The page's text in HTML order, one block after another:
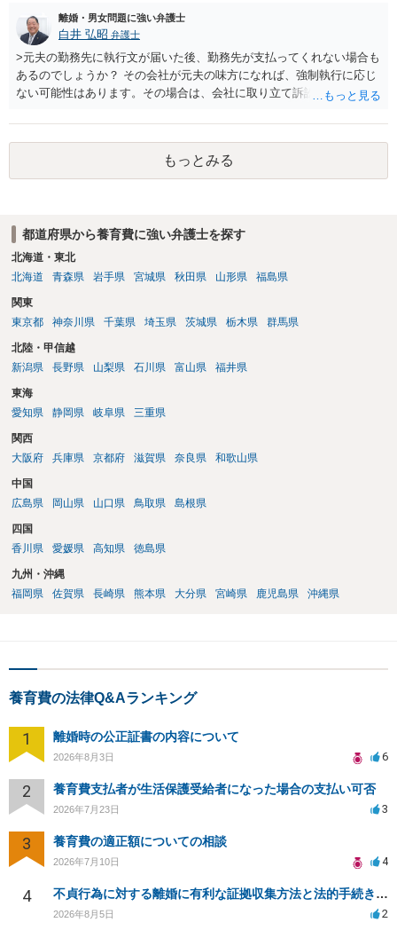
離婚・男女問題に強い弁護士
白井 弘昭 弁護士
>元夫の勤務先に執行文が届いた後、勤務先が支払ってくれない場合も
あるのでしょうか？ その会社が元夫の味方になれば、強制執行に応じ
ない可能性はあります。その場合は、会社に取り立て訴訟を行うこと
押さえ、元夫名義の車の差し押さえ競売などを検討します。 ＞何もで
きなかった場合は、公正証書の原本は戻ってくるのでしょうか？ 取れ
ても取れなくても、執行裁判所に原本の還付請求を行えば還付されま
す。 ＞他の弁護士さんに再度依頼できるのでしょうか？ できます。た
もっとみる
都道府県から養育費に強い弁護士を探す
北海道・東北
北海道
青森県 岩手県 宮城県 秋田県 山形県 福島県
関東
東京都
神奈川県 千葉県 埼玉県 茨城県 栃木県 群馬県
北陸・甲信越
新潟県
長野県 山梨県 石川県 富山県 福井県
東海
愛知県
静岡県 岐阜県 三重県
関西
大阪府
兵庫県 京都府 滋賀県 奈良県 和歌山県
中国
広島県
岡山県 山口県 鳥取県 島根県
四国
香川県
愛媛県 高知県 徳島県
九州・沖縄
福岡県
佐賀県 長崎県 熊本県 大分県 宮崎県 鹿児島県 沖縄県
養育費の法律Q&Aランキング
1 離婚時の公正証書の内容について
2026年8月3日 6
2 養育費支払者が生活保護受給者になった場合の支払い可否
2026年7月23日 3
3 養育費の適正額についての相談
2026年7月10日 4
4 不貞行為に対する離婚に有利な証拠収集方法と法的手続きについて
2026年8月5日 2